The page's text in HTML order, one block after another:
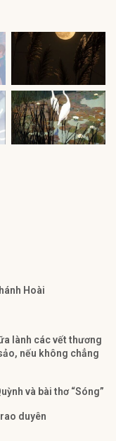
Hoài
lành các vết thương
nếu không chẳng
và bài thơ “Sóng”
duyên